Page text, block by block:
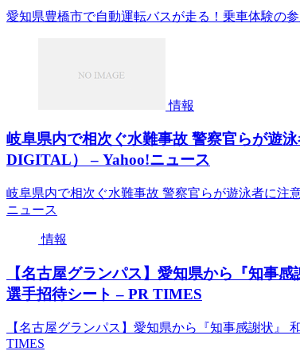
愛知県豊橋市で自動運転バスが走る！乗車体験の
情報
岐阜県内で相次ぐ水難事故 警察官らが遊
DIGITAL） – Yahoo!ニュース
岐阜県内で相次ぐ水難事故 警察官らが遊泳者に注
ニュース
情報
【名古屋グランパス】愛知県から『知事
選手招待シート – PR TIMES
【名古屋グランパス】愛知県から『知事感謝状』
TIMES